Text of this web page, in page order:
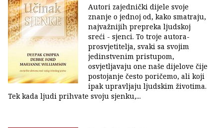
Autori zajednički dijele svoje
znanje o jednoj od, kako smatraju,
najvažnijih prepreka ljudskoj
sreći - sjenci. To troje autora-
prosvjetitelja, svaki sa svojim
jedinstvenim pristupom,
osvjetljavaju one naše dijelove čije
postojanje često poričemo, ali koji
ipak upravljaju ljudskim životima.
Tek kada ljudi prihvate svoju sjenku,...